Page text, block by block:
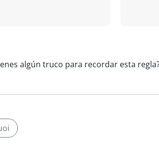
algún truco para recordar esta